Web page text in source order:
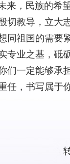
来，民族的希
切教导，立大
同祖国的需要
专业之基，砥
们一定能够承
任，书写属于